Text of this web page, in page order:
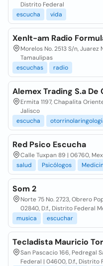
Distrito Federal
escucha
vida
Xenlt-am Radio
Morelos No. 2513 S/n,
Tamaulipas
escuchas
radio
Alemex Trading S.a De
Ermita 1197, Chapalita
Jalisco
escucha
Red Psico Escucha
Calle Tuxpan 89 | 06760,
salud
Psicólogos
Som 2
Norte 75 No. 2723, Obrero
02840, D.f., Distrito Federal
musica
escuchar
Tecladista Mauricio
San Pascacio 166, Pedregal
Federal | 04600, D.f., Distrito